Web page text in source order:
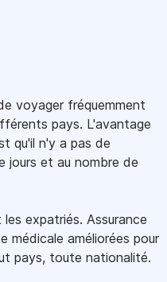
voyager fréquemment
pays. L'avantage
qu'il n'y a pas de
jours et au nombre de
expatriés. Assurance
médicale améliorées pour
pays, toute nationalité.